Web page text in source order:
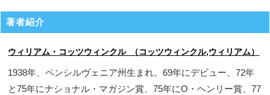
著者紹介
ウィリアム・コッツウィンクル （コッツウィンクル,ウィリアム）
1938年、ペンシルヴェニア州生まれ。69年にデビュー、72年
と75年にナショナル・マガジン賞、75年にO・ヘンリー賞、77